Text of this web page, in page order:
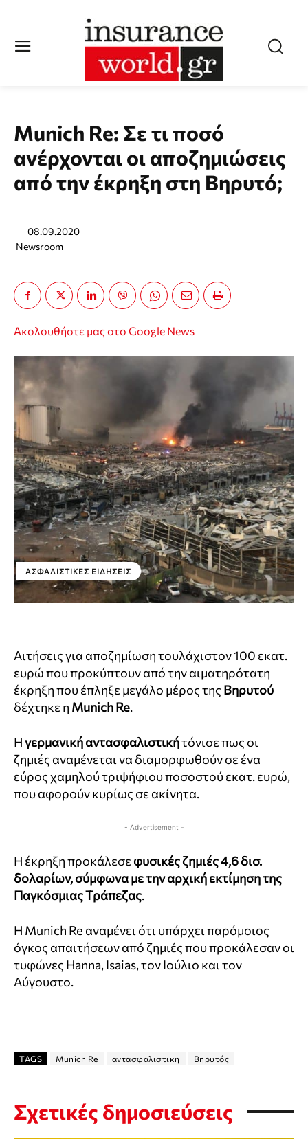
Munich Re: Σε τι ποσό
ανέρχονται οι αποζημιώσεις
από την έκρηξη στη Βηρυτό;
08.09.2020
Newsroom
Ακολουθήστε μας στο Google News
ΑΣΦΑΛΙΣΤΙΚΕΣ ΕΙΔΗΣΕΙΣ
Aιτήσεις για αποζημίωση τουλάχιστον 100 εκατ.
ευρώ που προκύπτουν από την αιματηρότατη
έκρηξη που έπληξε μεγάλο μέρος της Βηρυτού
δέχτηκε η Munich Re.
Ηγερμανική αντασφαλιστικήτόνισε πως οι
ζημιές αναμένεται να διαμορφωθούν σε ένα
εύρος χαμηλού τριψήφιου ποσοστού εκατ. ευρώ,
που αφορούν κυρίως σε ακίνητα.
- Advertisement -
Η έκρηξη προκάλεσε φυσικές ζημιές 4,6 δισ.
δολαρίων, σύμφωνα με την αρχική εκτίμηση της
Παγκόσμιας Τράπεζας.
Η Munich Re αναμένει ότι υπάρχει παρόμοιος
όγκος απαιτήσεων από ζημιές που προκάλεσαν οι
τυφώνες Hanna, Isaias, τον Ιούλιο και τον
Αύγουστο.
TAGS Munich Re αντασφαλιστικη Βηρυτός
Σχετικές δημοσιεύσεις